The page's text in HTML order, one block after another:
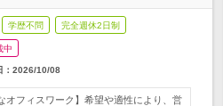
学歴不問 完全週休2日制
中
2026/10/08
オフィスワーク】希望や適性により、営